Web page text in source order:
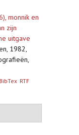
monnik en
zijn
uitgave
1982,
BibTex RTF